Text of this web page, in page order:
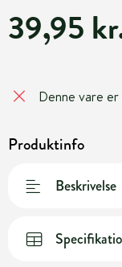
39,95
Denne vare
Produktinfo
Beskrivelse